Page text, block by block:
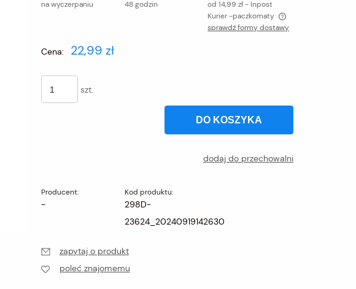
na wyczerpaniu
48 godzin
od 14,99 zł - Inpost
Kurier -paczkomaty
sprawdź formy dostawy
Cena: 22,99 zł
szt.
DO KOSZYKA
dodaj do przechowalni
Producent:
-
Kod produktu:
298D-
23624_20240919142630
zapytaj o produkt
poleć znajomemu